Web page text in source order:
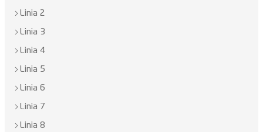
Linia 2
Linia 3
Linia 4
Linia 5
Linia 6
Linia 7
Linia 8